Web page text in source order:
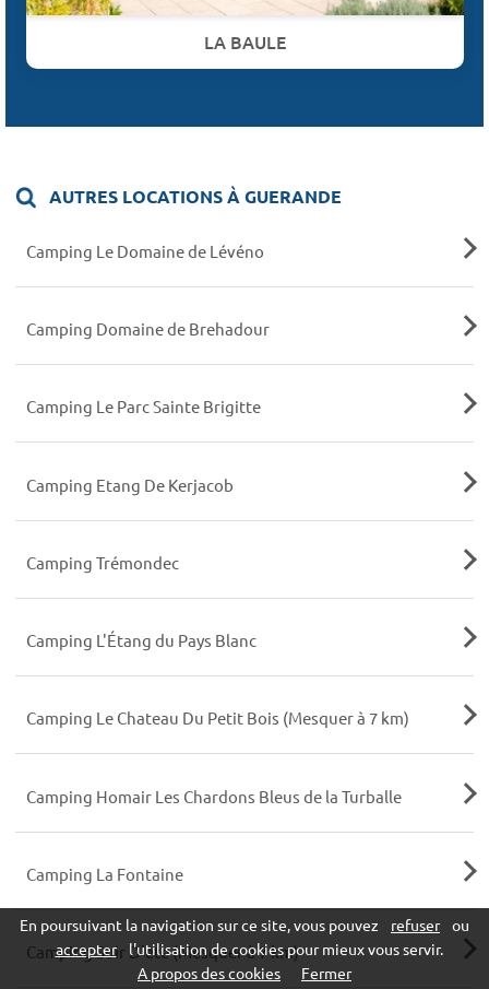
LA BAULE
AUTRES LOCATIONS À GUERANDE
Camping Le Domaine de Lévéno
Camping Domaine de Brehadour
Camping Le Parc Sainte Brigitte
Camping Etang De Kerjacob
Camping Trémondec
Camping L'Étang du Pays Blanc
Camping Le Chateau Du Petit Bois (Mesquer à 7 km)
Camping Homair Les Chardons Bleus de la Turballe
Camping La Fontaine
Camping Soir D'ete (Mesquer à 7 km)
En poursuivant la navigation sur ce site, vous pouvez refuser
ou
accepter
l'utilisation de cookies pour mieux vous servir.
A propos des cookies
Fermer